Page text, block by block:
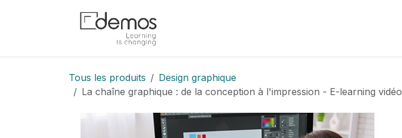
Tous les produits
Design graphique
La chaîne graphique : de la conception à l'impression - E-learning vidéo